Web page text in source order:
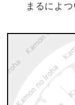
まるによ